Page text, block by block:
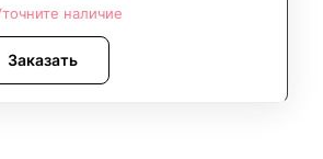
наличие
Заказать